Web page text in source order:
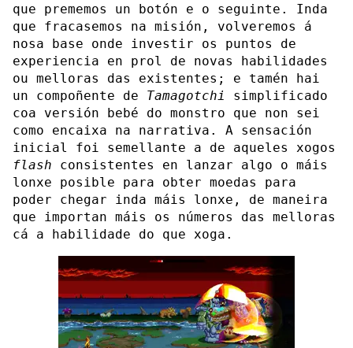
que prememos un botón e o seguinte. Inda
que fracasemos na misión, volveremos á
nosa base onde investir os puntos de
experiencia en prol de novas habilidades
ou melloras das existentes; e tamén hai
un compoñente de Tamagotchi
simplificado
coa versión bebé do monstro que non sei
como encaixa na narrativa. A sensación
inicial foi semellante a de aqueles xogos
flash consistentes en lanzar algo o máis
lonxe posible para obter moedas para
poder chegar inda máis lonxe, de maneira
que importan máis os números das melloras
cá a habilidade do que xoga.